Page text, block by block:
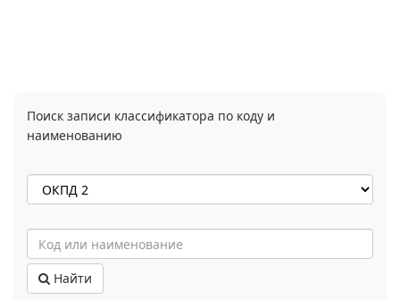
Поиск записи классификатора по коду и
наименованию
Найти